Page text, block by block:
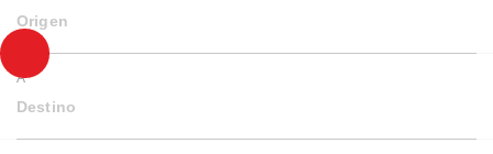
Origen
A
Destino